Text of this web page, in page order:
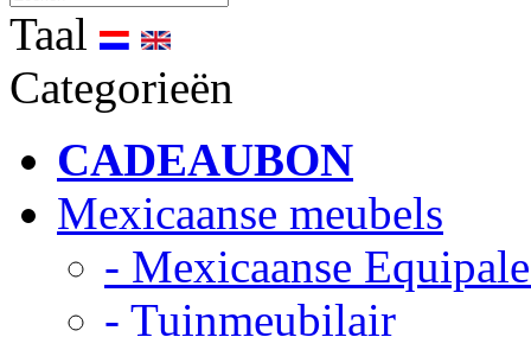
Taal
Categorieën
CADEAUBON
Mexicaanse meubels
- Mexicaanse
- Tuinmeubilair